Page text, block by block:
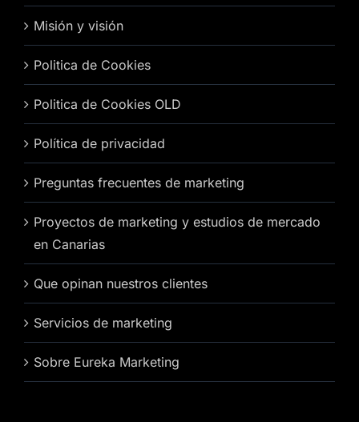
Misión y visión
Politica de Cookies
Politica de Cookies OLD
Política de privacidad
Preguntas frecuentes de marketing
Proyectos de marketing y estudios de mercado
en Canarias
Que opinan nuestros clientes
Servicios de marketing
Sobre Eureka Marketing